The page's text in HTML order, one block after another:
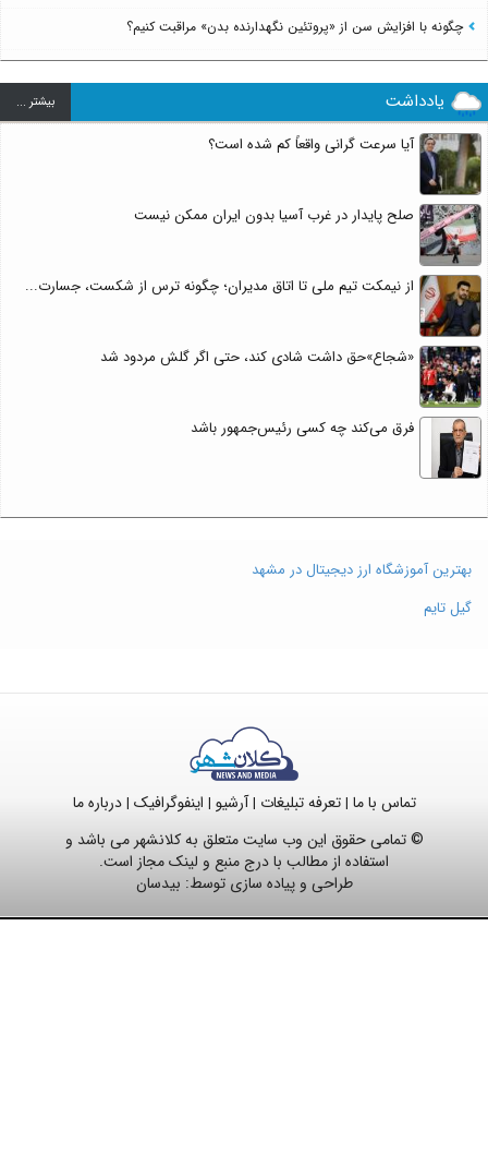
چگونه با افزایش سن از «پروتئین نگهدارنده بدن» مراقبت کنیم؟
یادداشت بيشتر ...
آیا سرعت گرانی واقعاً کم شده است؟
صلح پایدار در غرب آسیا بدون ایران ممکن نیست
از نیمکت تیم ملی تا اتاق مدیران؛ چگونه ترس از شکست، جسارت...
«شجاع»حق داشت شادی کند، حتی اگر گلش مردود شد
فرق می‌کند چه کسی رئیس‌جمهور باشد
بهترین آموزشگاه ارز دیجیتال در مشهد
گیل تایم
تماس با ما |تعرفه تبلیغات |آرشیو | اینفوگرافیک |درباره ما
© تمامی حقوق این وب سایت متعلق به کلانشهر می باشد و
استفاده از مطالب با درج منبع و لینک مجاز است.
طراحی و پیاده سازی توسط: بیدسان